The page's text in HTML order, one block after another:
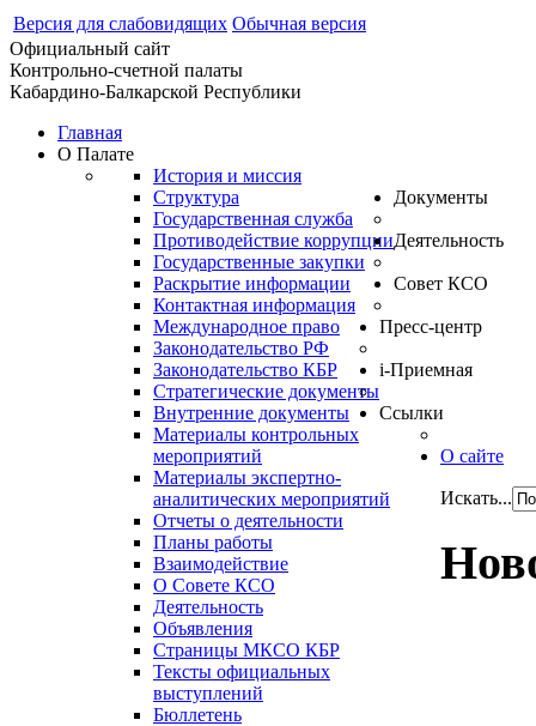
Версия для слабовидящих Обычная версия
Официальный сайт
Контрольно-счетной палаты
Кабардино-Балкарской Республики
Главная
О Палате
История и миссия
Структура
Государственная служба
Противодействие коррупции
Государственные закупки
Раскрытие информации
Контактная информация
Документы
Международное право
Законодательство РФ
Законодательство КБР
Стратегические документы
Внутренние документы
Деятельность
Материалы контрольных
мероприятий
Материалы экспертно-
аналитических мероприятий
Отчеты о деятельности
Планы работы
Взаимодействие
Совет КСО
О Совете КСО
Деятельность
Объявления
Страницы МКСО КБР
Пресс-центр
Тексты официальных
выступлений
Бюллетень
i-Приемная
Ссылки
О сайте
Искать...